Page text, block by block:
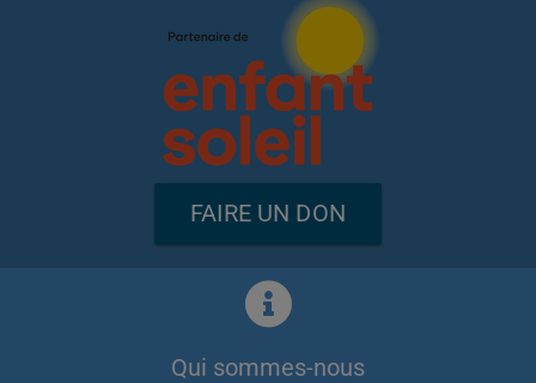
FAIRE UN DON
Qui sommes-nous